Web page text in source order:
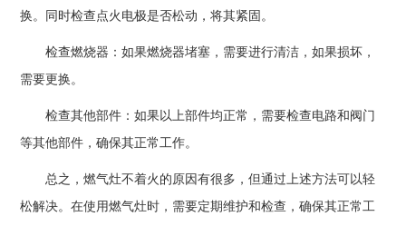
换。同时检查点火电极是否松动，将其紧固。
检查燃烧器：如果燃烧器堵塞，需要进行清洁，如果损坏，
需要更换。
检查其他部件：如果以上部件均正常，需要检查电路和阀门
等其他部件，确保其正常工作。
总之，燃气灶不着火的原因有很多，但通过上述方法可以轻
松解决。在使用燃气灶时，需要定期维护和检查，确保其正常工